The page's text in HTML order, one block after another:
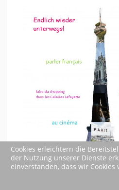
Cookies erleichtern die
der Nutzung unserer Dienste
einverstanden, dass wir Cookies